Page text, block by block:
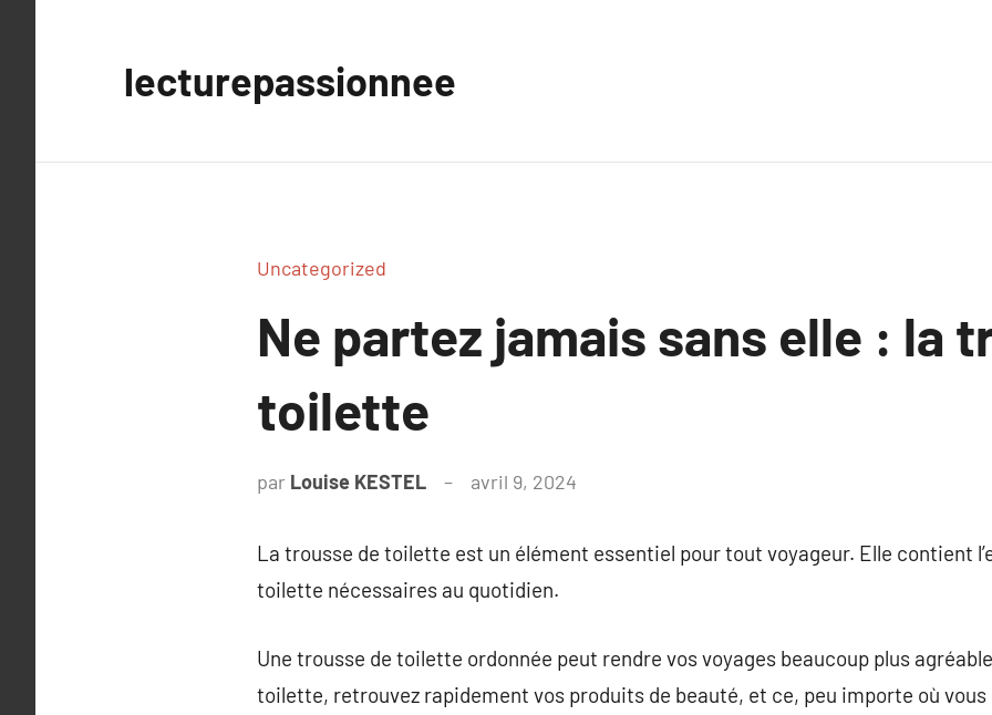
lecturepassionnee
Uncategorized
Ne partez jamais sans elle : la
toilette
par Louise KESTEL avril 9, 2024
La trousse de toilette est un élément essentiel pour tout voyageur. Elle contient
toilette nécessaires au quotidien.
Une trousse de toilette ordonnée peut rendre vos voyages beaucoup plus
toilette, retrouvez rapidement vos produits de beauté, et ce, peu importe où vous